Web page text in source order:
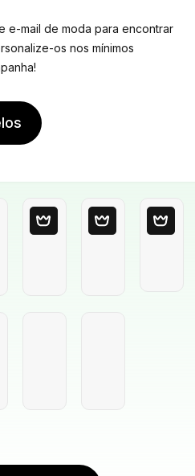
e-mail de moda para encontrar
os nos mínimos